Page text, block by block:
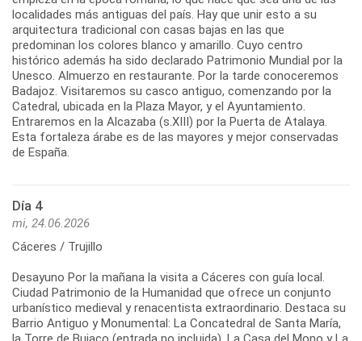
localidades más antiguas del país. Hay que unir esto a su
arquitectura tradicional con casas bajas en las que
predominan los colores blanco y amarillo. Cuyo centro
histórico además ha sido declarado Patrimonio Mundial por la
Unesco. Almuerzo en restaurante. Por la tarde conoceremos
Badajoz. Visitaremos su casco antiguo, comenzando por la
Catedral, ubicada en la Plaza Mayor, y el Ayuntamiento.
Entraremos en la Alcazaba (s.XIII) por la Puerta de Atalaya.
Esta fortaleza árabe es de las mayores y mejor conservadas
de España.
Día 4
mi, 24.06.2026
Cáceres / Trujillo
Desayuno Por la mañana la visita a Cáceres con guía local.
Ciudad Patrimonio de la Humanidad que ofrece un conjunto
urbanístico medieval y renacentista extraordinario. Destaca su
Barrio Antiguo y Monumental: La Concatedral de Santa María,